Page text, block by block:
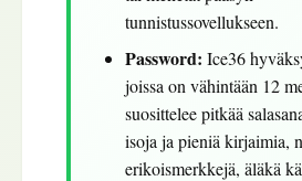
tunnistussovellukseen.
Password: Ice36
joissa on vähintään 12
suosittelee pitkää
isoja ja pieniä kirjaimia,
erikoismerkkejä, äläkä